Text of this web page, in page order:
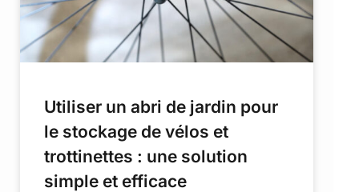
Utiliser un abri de jardin pour
le stockage de vélos et
trottinettes : une solution
simple et efficace